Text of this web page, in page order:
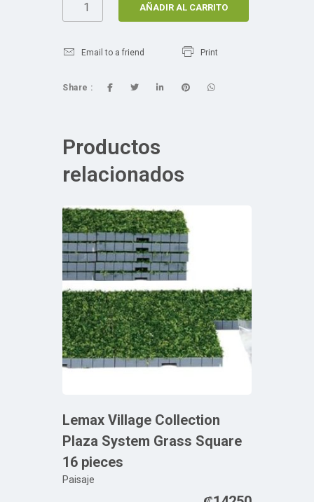
AÑADIR AL CARRITO
Email to a friend Print
Share :
Productos
relacionados
Lemax Village Collection
Plaza System Grass Square
16 pieces
Paisaje